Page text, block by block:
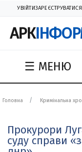
УВІЙТИЗАРЕЄСТРУВАТИСЯ
АРК
☰ МЕНЮ
Головна Кримінальна
Прокурори
суду справи